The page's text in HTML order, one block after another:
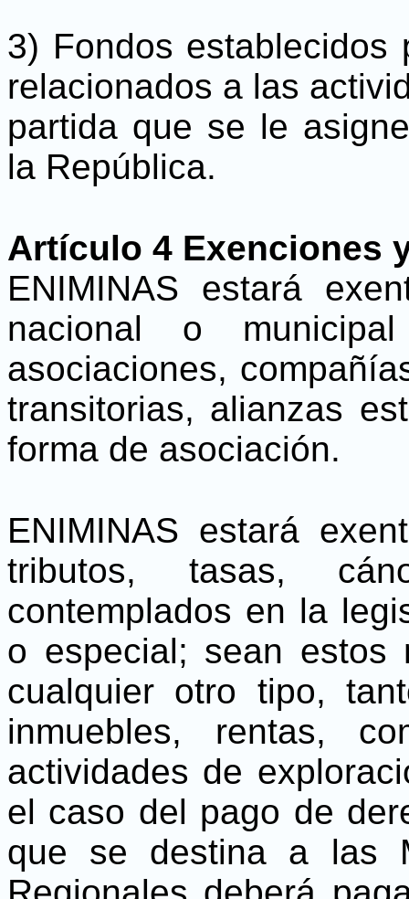
3) Fondos establecidos
relacionados a las
partida que se le
la República.
Artículo 4 Exenciones
ENIMINAS estará
nacional o
asociaciones,
transitorias, alianzas
forma de asociación.
ENIMINAS estará
tributos, tasas,
contemplados en la
o especial; sean estos
cualquier otro tipo,
inmuebles, rentas,
actividades de
el caso del pago de
que se destina a las